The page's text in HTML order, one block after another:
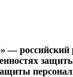
— российский